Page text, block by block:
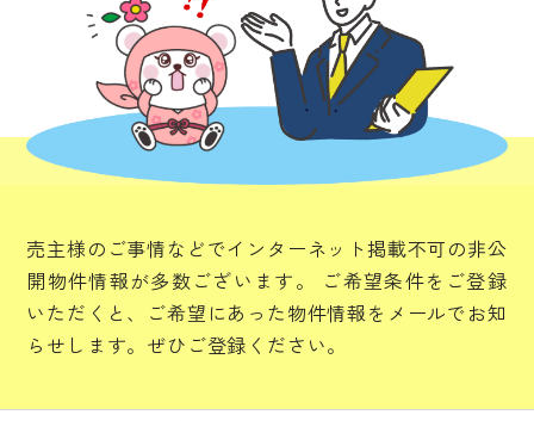
売主様のご事情などでインターネット掲載不可の非公
開物件情報が多数ございます。
ご希望条件をご登録
いただくと、ご希望にあった物件情報をメールでお知
らせします。ぜひご登録ください。